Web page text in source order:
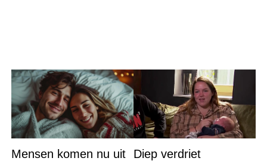
Mensen komen nu uit
Diep verdriet